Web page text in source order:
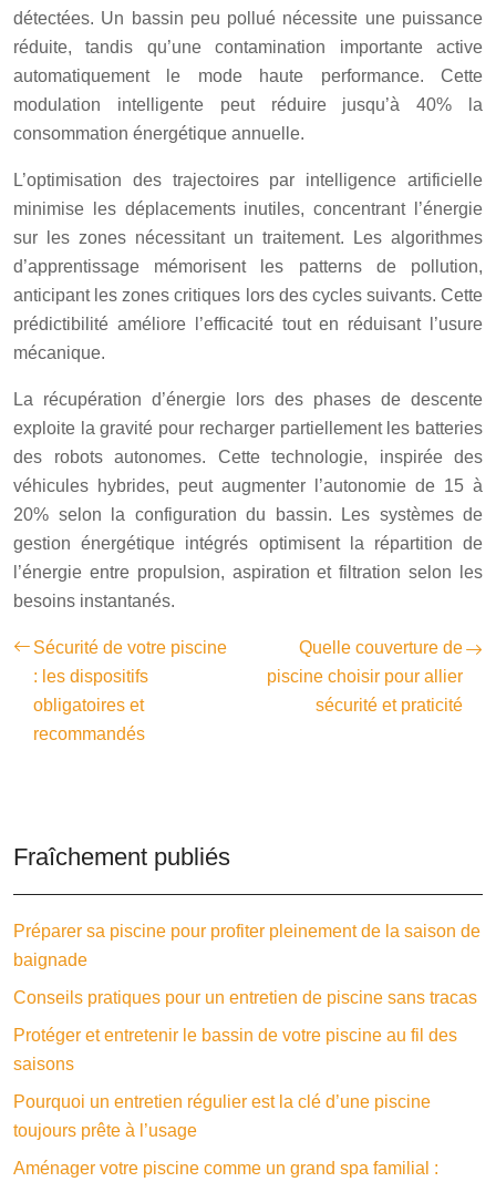
détectées. Un bassin peu pollué nécessite une puissance
réduite, tandis qu’une contamination importante active
automatiquement le mode haute performance. Cette
modulation intelligente peut réduire jusqu’à 40% la
consommation énergétique annuelle.
L’optimisation des trajectoires par intelligence artificielle
minimise les déplacements inutiles, concentrant l’énergie
sur les zones nécessitant un traitement. Les algorithmes
d’apprentissage mémorisent les patterns de pollution,
anticipant les zones critiques lors des cycles suivants. Cette
prédictibilité améliore l’efficacité tout en réduisant l’usure
mécanique.
La récupération d’énergie lors des phases de descente
exploite la gravité pour recharger partiellement les batteries
des robots autonomes. Cette technologie, inspirée des
véhicules hybrides, peut augmenter l’autonomie de 15 à
20% selon la configuration du bassin. Les systèmes de
gestion énergétique intégrés optimisent la répartition de
l’énergie entre propulsion, aspiration et filtration selon les
besoins instantanés.
Sécurité de votre piscine
: les dispositifs
obligatoires et
recommandés
Quelle couverture de
piscine choisir pour allier
sécurité et praticité
Fraîchement publiés
Préparer sa piscine pour profiter pleinement de la saison de
baignade
Conseils pratiques pour un entretien de piscine sans tracas
Protéger et entretenir le bassin de votre piscine au fil des
saisons
Pourquoi un entretien régulier est la clé d’une piscine
toujours prête à l’usage
Aménager votre piscine comme un grand spa familial :